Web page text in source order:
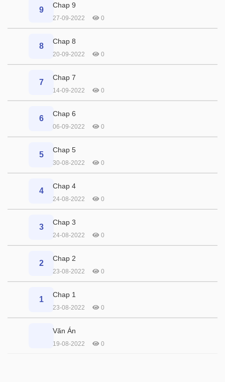
9
Chap 9
27-09-2022 0
8
Chap 8
20-09-2022 0
7
Chap 7
14-09-2022 0
6
Chap 6
06-09-2022 0
5
Chap 5
30-08-2022 0
4
Chap 4
24-08-2022 0
3
Chap 3
24-08-2022 0
2
Chap 2
23-08-2022 0
1
Chap 1
23-08-2022 0
Văn Án
19-08-2022 0